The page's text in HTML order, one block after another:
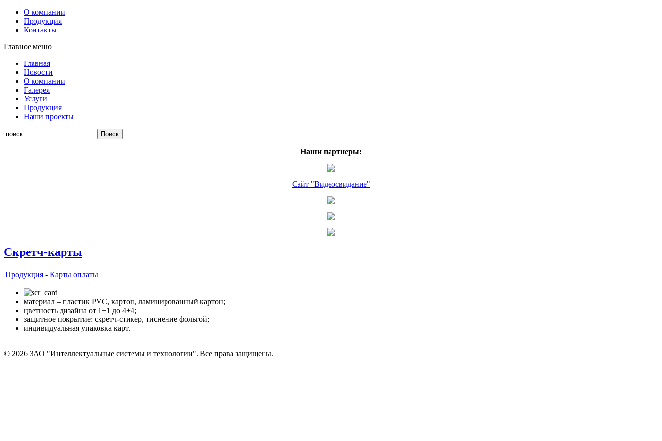
О компании
Продукция
Контакты
Главное меню
Главная
Новости
О компании
Галерея
Услуги
Продукция
Наши проекты
Наши партнеры:
Сайт "Видеосвидание"
Скретч-карты
Продукция - Карты оплаты
материал – пластик PVC, картон, ламинированный картон;
цветность дизайна от 1+1 до 4+4;
защитное покрытие: скретч-стикер, тиснение фольгой;
индивидуальная упаковка карт.
© 2026 ЗАО "Интеллектуальные системы и технологии". Все права защищены.